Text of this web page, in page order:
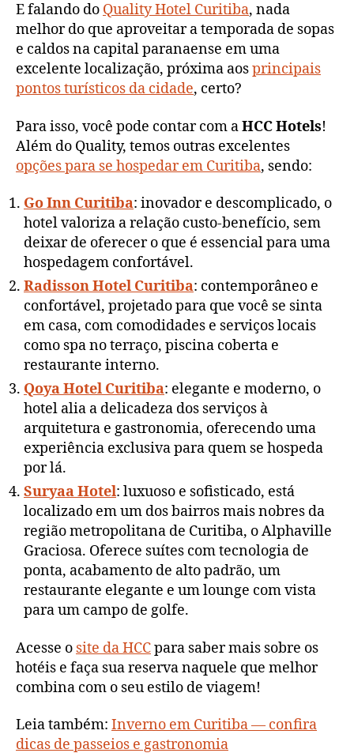
E falando do Quality Hotel Curitiba, nada
melhor do que aproveitar a temporada de sopas
e caldos na capital paranaense em uma
excelente localização, próxima aosprincipais
pontos turísticos da cidade, certo?
Para isso, você pode contar com aHCC Hotels!
Além do Quality, temos outras excelentes
opções para se hospedar em Curitiba, sendo:
Go Inn Curitiba: inovador e descomplicado, o
hotel valoriza a relação custo-benefício, sem
deixar de oferecer o que é essencial para uma
hospedagem confortável.
Radisson Hotel Curitiba: contemporâneo e
confortável, projetado para que você se sinta
em casa, com comodidades e serviços locais
como spa no terraço, piscina coberta e
restaurante interno.
Qoya Hotel Curitiba: elegante e moderno, o
hotel alia a delicadeza dos serviços à
arquitetura e gastronomia, oferecendo uma
experiência exclusiva para quem se hospeda
por lá.
Suryaa Hotel: luxuoso e sofisticado, está
localizado em um dos bairros mais nobres da
região metropolitana de Curitiba, o Alphaville
Graciosa. Oferece suítes com tecnologia de
ponta, acabamento de alto padrão, um
restaurante elegante e um lounge com vista
para um campo de golfe.
Acesse o site da HCCpara saber mais sobre os
hotéis e faça sua reserva naquele que melhor
combina com o seu estilo de viagem!
Leia também: Inverno em Curitiba — confira
dicas de passeios e gastronomia